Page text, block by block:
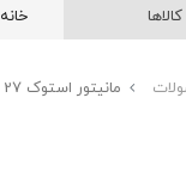
خانه
مانیتور استوک 27 اینچ ویوسونیک Viewsonic VG2732m-LED